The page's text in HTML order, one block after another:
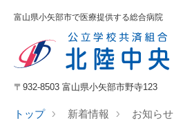
富山県小矢部市で医療提供する総合病院
〒932-8503 富山県小矢部市野寺123
トップ 新着情報 お知らせ